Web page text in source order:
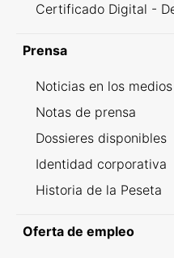
Certificado Digital -
Prensa
Noticias en los medios
Notas de prensa
Dossieres disponibles
Identidad corporativa
Historia de la Peseta
Oferta de empleo